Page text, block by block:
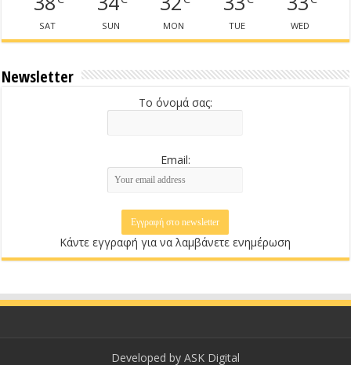
SAT SUN MON TUE WED
Newsletter
Το όνομά σας:
Email:
Κάντε εγγραφή για να λαμβάνετε ενημέρωση
Developed by ASK Digital